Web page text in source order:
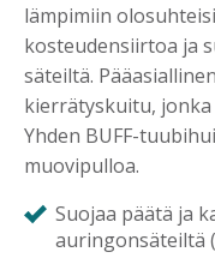
lämpimiin
kosteudensiirtoa ja
säteiltä.
kierrätyskuitu,
Yhden BUFF-
muovipulloa.
Suojaa päätä ja
auringonsäteiltä